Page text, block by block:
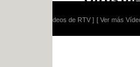
[ Ver más Vídeos didácticos ]